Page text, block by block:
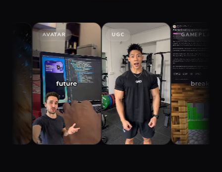
AVATAR UGC GAMEPLAY